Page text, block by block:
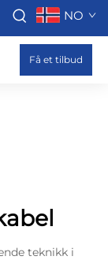
NO
Få et tilbud
teknikk i